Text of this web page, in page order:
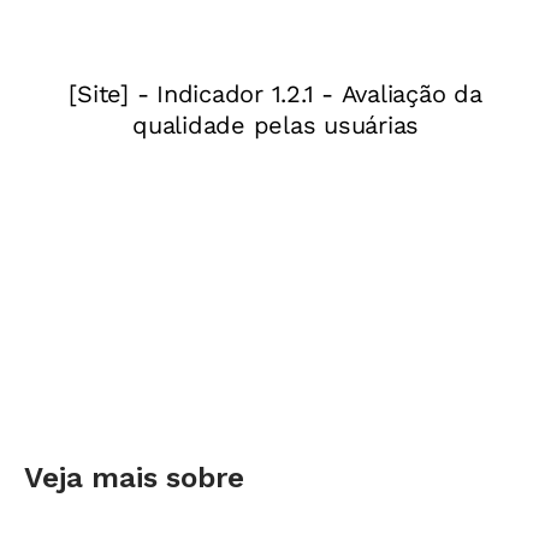
Enquanto eram exploradas as possibilidades do
mosaico geométrico, incluindo as técnicas de
Geometria dos Mosaicos.
Veja mais sobre